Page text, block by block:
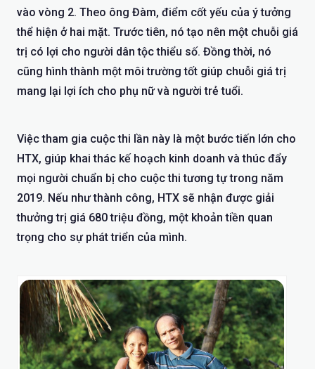
vào vòng 2. Theo ông Đàm, điểm cốt yếu của ý tưởng
thể hiện ở hai mặt. Trước tiên, nó tạo nên một chuỗi giá
trị có lợi cho người dân tộc thiểu số. Đồng thời, nó
cũng hình thành một môi trường tốt giúp chuỗi giá trị
mang lại lợi ích cho phụ nữ và người trẻ tuổi.
Việc tham gia cuộc thi lần này là một bước tiến lớn cho
HTX, giúp khai thác kế hoạch kinh doanh và thúc đẩy
mọi người chuẩn bị cho cuộc thi tương tự trong năm
2019. Nếu như thành công, HTX sẽ nhận được giải
thưởng trị giá 680 triệu đồng, một khoản tiền quan
trọng cho sự phát triển của mình.